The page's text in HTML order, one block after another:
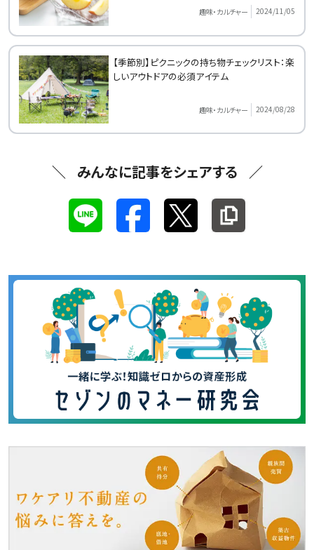
趣味・カルチャー 2024/11/05
【季節別】ピクニックの持ち物チェックリスト：楽
しいアウトドアの必須アイテム
趣味・カルチャー 2024/08/28
みんなに記事をシェアする